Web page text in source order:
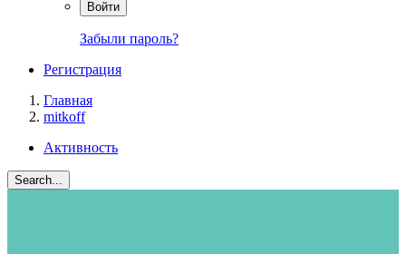
Войти
Забыли пароль?
Регистрация
Главная
mitkoff
Активность
Search...